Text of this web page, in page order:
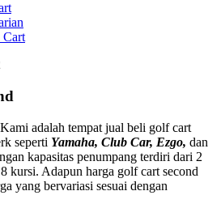
Cart
adalah tempat jual beli golf cart
seperti Yamaha, Club Car, Ezgo, dan
kapasitas penumpang terdiri dari 2
kursi. Adapun harga golf cart second
yang bervariasi sesuai dengan